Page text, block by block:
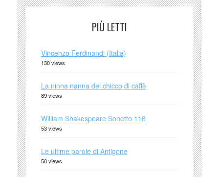
PIÙ LETTI
Vincenzo Ferdinandi (Italia)
130 views
La ninna nanna del chicco di caffè
89 views
William Shakespeare Sonetto 116
53 views
Le ultime parole di Antigone
50 views